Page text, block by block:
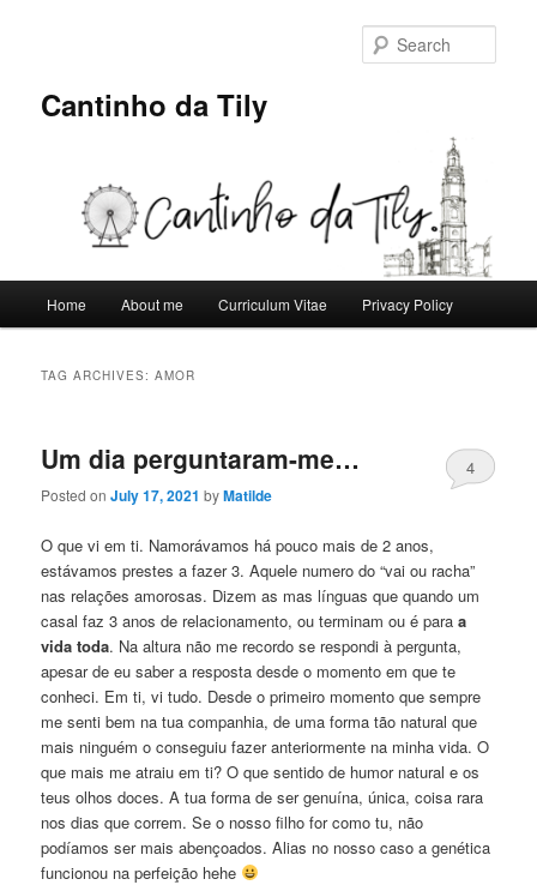
Cantinho da Tily
Home About me Curriculum Vitae Privacy Policy
TAG ARCHIVES:AMOR
Um dia perguntaram-me…
Posted onJuly 17, 2021 byMatilde
4
O que vi em ti. Namorávamos há pouco mais de 2 anos,
estávamos prestes a fazer 3. Aquele numero do “vai ou racha”
nas relações amorosas. Dizem as mas línguas que quando um
casal faz 3 anos de relacionamento, ou terminam ou é paraa
vida toda. Na altura não me recordo se respondi à pergunta,
apesar de eu saber a resposta desde o momento em que te
conheci. Em ti, vi tudo. Desde o primeiro momento que sempre
me senti bem na tua companhia, de uma forma tão natural que
mais ninguém o conseguiu fazer anteriormente na minha vida. O
que mais me atraiu em ti? O que sentido de humor natural e os
teus olhos doces. A tua forma de ser genuína, única, coisa rara
nos dias que correm. Se o nosso filho for como tu, não
podíamos ser mais abençoados. Alias no nosso caso a genética
funcionou na perfeição hehe